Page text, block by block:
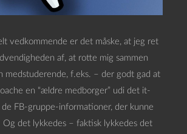
vedkommende er det måske, at jeg ret
af, at rotte mig sammen
medstuderende, f.eks. – der godt gad at
en “ældre medborger” udi det it-
FB-gruppe-informationer, der kunne
det lykkedes – faktisk lykkedes det